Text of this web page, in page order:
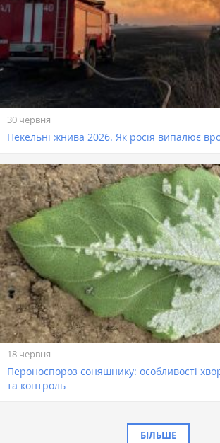
30 червня
Пекельні жнива 2026. Як росія випалює
18 червня
Пероноспороз соняшнику: особливості
та контроль
БІЛЬШЕ